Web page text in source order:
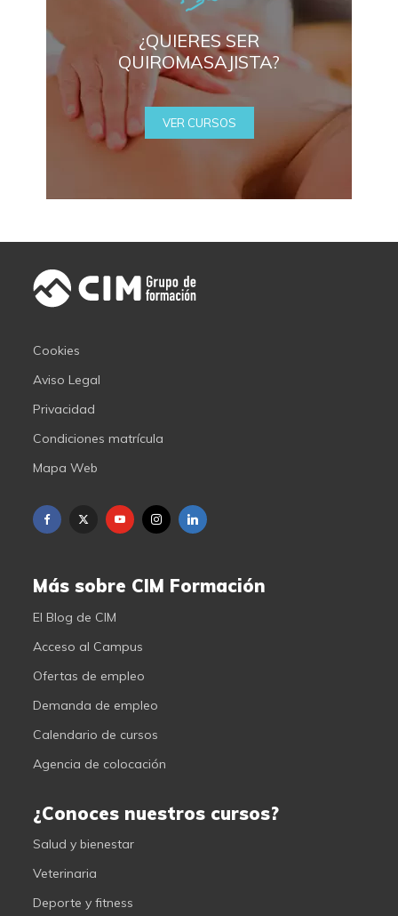
¿QUIERES SER
QUIROMASAJISTA?
VER CURSOS
Cookies
Aviso Legal
Privacidad
Condiciones matrícula
Mapa Web
Más sobre CIM Formación
El Blog de CIM
Acceso al Campus
Ofertas de empleo
Demanda de empleo
Calendario de cursos
Agencia de colocación
¿Conoces nuestros cursos?
Salud y bienestar
Veterinaria
Deporte y fitness